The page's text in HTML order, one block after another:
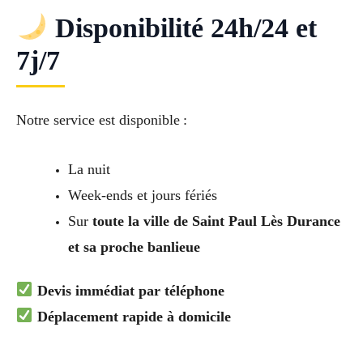
Disponibilité 24h/24 et
7j/7
Notre service est disponible :
La nuit
Week-ends et jours fériés
Sur toute la ville de Saint Paul Lès Durance
et sa proche banlieue
Devis immédiat par téléphone
Déplacement rapide à domicile